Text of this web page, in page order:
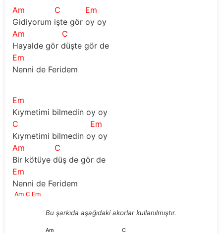
Am C
Em
Gidiyorum işte gör oy oy
Am
C
Hayalde gör düşte gör de
Em
Nenni de Feridem
Em
Kıymetimi bilmedin oy oy
C
Em
Kıymetimi bilmedin oy oy
Am
C
Bir kötüye düş de gör de
Em
Nenni de Feridem
Am C Em
Bu şarkıda aşağıdaki akorlar kullanılmıştır.
Am C